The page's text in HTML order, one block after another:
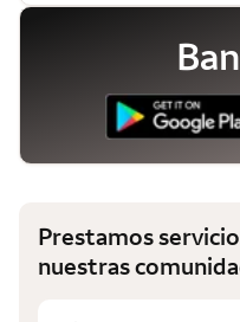
Prestamos
nuestras